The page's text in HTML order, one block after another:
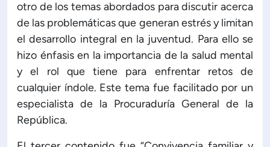
otro de los temas abordados para discutir acerca
de las problemáticas que generan estrés y limitan
el desarrollo integral en la juventud. Para ello se
hizo énfasis en la importancia de la salud mental
y el rol que tiene para enfrentar retos de
cualquier índole. Este tema fue facilitado por un
especialista de la Procuraduría General de la
República.